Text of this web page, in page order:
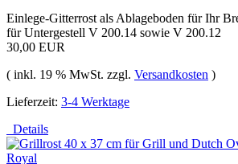
Einlege-Gitterrost als Ablageboden für Ihr
für Untergestell V 200.14 sowie V 200.12
30,00 EUR
( inkl. 19 % MwSt. zzgl. Versandkosten )
Lieferzeit: 3-4 Werktage
Details